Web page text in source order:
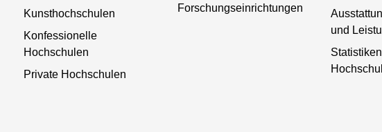
Kunsthochschulen
Konfessionelle
Hochschulen
Private Hochschulen
Forschungseinrichtungen
und